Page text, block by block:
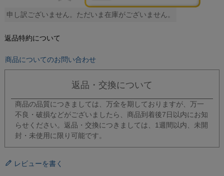
申し訳ございません。ただいま在庫がございません。
返品特約について
商品についてのお問い合わせ
返品・交換について
商品の品質につきましては、万全を期しておりますが、万一
不良・破損などがございましたら、商品到着後7日以内にお知
らせください。返品・交換につきましては、1週間以内、未開
封・未使用に限り可能です。
レビューを書く